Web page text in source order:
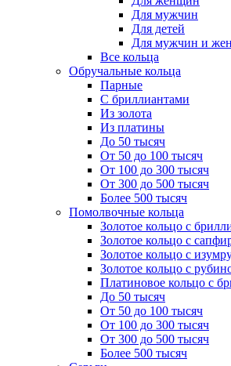
Для мужчин
Для детей
Для мужчин и
Все кольца
Обручальные кольца
Парные
С бриллиантами
Из золота
Из платины
До 50 тысяч
От 50 до 100 тысяч
От 100 до 300 тысяч
От 300 до 500 тысяч
Более 500 тысяч
Помолвочные кольца
Золотое кольцо с
Золотое кольцо с
Золотое кольцо с
Золотое кольцо с
Платиновое кольцо с
До 50 тысяч
От 50 до 100 тысяч
От 100 до 300 тысяч
От 300 до 500 тысяч
Более 500 тысяч